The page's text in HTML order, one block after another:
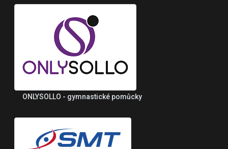
ONLYSOLLO - gymnastické pomůcky